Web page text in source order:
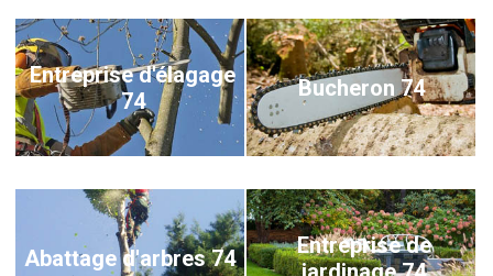
Entreprise d'élagage
74
Bucheron 74
Abattage d'arbres 74
Entreprise de